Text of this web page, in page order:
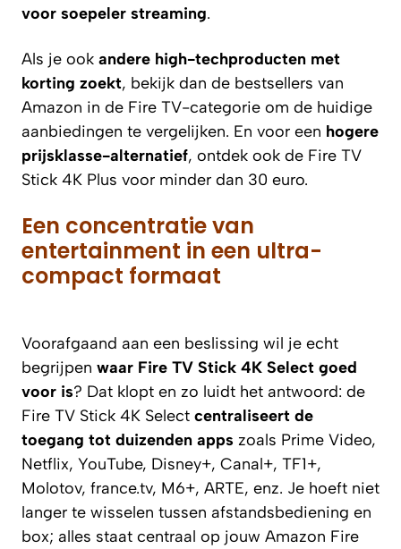
voor soepeler streaming.
Als je ook andere high-techproducten met
korting zoekt, bekijk dan de bestsellers van
Amazon in de Fire TV-categorie om de huidige
aanbiedingen te vergelijken. En voor een hogere
prijsklasse-alternatief, ontdek ook de Fire TV
Stick 4K Plus voor minder dan 30 euro.
Een concentratie van
entertainment in een ultra-
compact formaat
Voorafgaand aan een beslissing wil je echt
begrijpen waar Fire TV Stick 4K Select goed
voor is? Dat klopt en zo luidt het antwoord: de
Fire TV Stick 4K Select centraliseert de
toegang tot duizenden apps zoals Prime Video,
Netflix, YouTube, Disney+, Canal+, TF1+,
Molotov, france.tv, M6+, ARTE, enz. Je hoeft niet
langer te wisselen tussen afstandsbediening en
box; alles staat centraal op jouw Amazon Fire